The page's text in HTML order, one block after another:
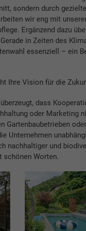
sondern durch
wir eng mit
Ergänzend dazu
in Zeiten des
essenziell – ein
Ihre Vision für die
dass
oder Marketing
Gartenbaubetrieben
Unternehmen
nachhaltiger und
schönen Worten.